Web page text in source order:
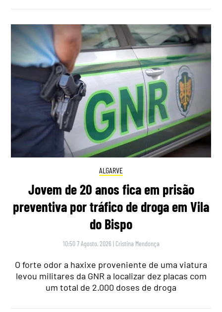
ALGARVE
Jovem de 20 anos fica em prisão
preventiva por tráfico de droga em Vila
do Bispo
10:50 7 Agosto, 2026 | Cristina Mendonça
O forte odor a haxixe proveniente de uma viatura
levou militares da GNR a localizar dez placas com
um total de 2.000 doses de droga